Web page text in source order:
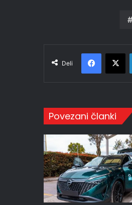
Deli
Facebook
X
Povezani članki